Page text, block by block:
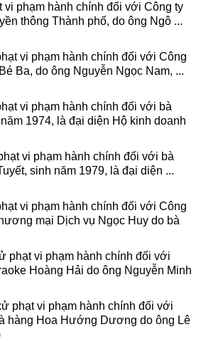
vi phạm hành chính đối với Công ty
thông Thành phố, do ông Ngô ...
vi phạm hành chính đối với Công
Ba, do ông Nguyễn Ngọc Nam, ...
vi phạm hành chính đối với bà
1974, là đại diện Hộ kinh doanh
vi phạm hành chính đối với bà
sinh năm 1979, là đại diện ...
vi phạm hành chính đối với Công
mại Dịch vụ Ngọc Huy do bà
phạt vi phạm hành chính đối với
Hoàng Hải do ông Nguyễn Minh
phạt vi phạm hành chính đối với
hàng Hoa Hướng Dương do ông Lê